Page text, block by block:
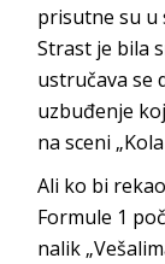
prisutne su u
Strast je bila
ustručava se
uzbuđenje
na sceni
Ali ko bi
Formule 1
nalik